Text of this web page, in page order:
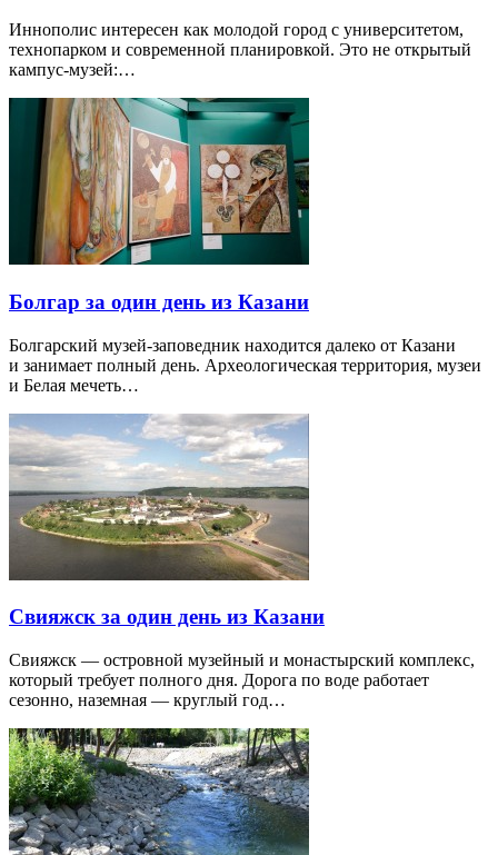
Иннополис интересен как молодой город с университетом,
технопарком и современной планировкой. Это не открытый
кампус-музей:…
Болгар за один день из Казани
Болгарский музей-заповедник находится далеко от Казани
и занимает полный день. Археологическая территория, музеи
и Белая мечеть…
Свияжск за один день из Казани
Свияжск — островной музейный и монастырский комплекс,
который требует полного дня. Дорога по воде работает
сезонно, наземная — круглый год…